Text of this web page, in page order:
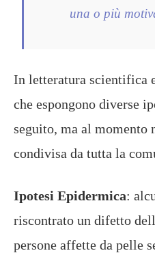
una o più
In letteratura scientifica
che espongono diverse
seguito, ma al momento
condivisa da tutta la
Ipotesi Epidermica:
riscontrato un difetto
persone affette da pelle